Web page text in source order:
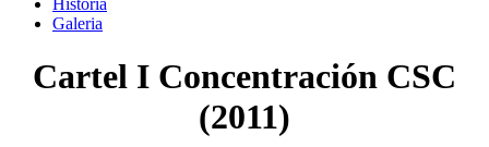
Historia
Galeria
Cartel I Concentración CSC
(2011)